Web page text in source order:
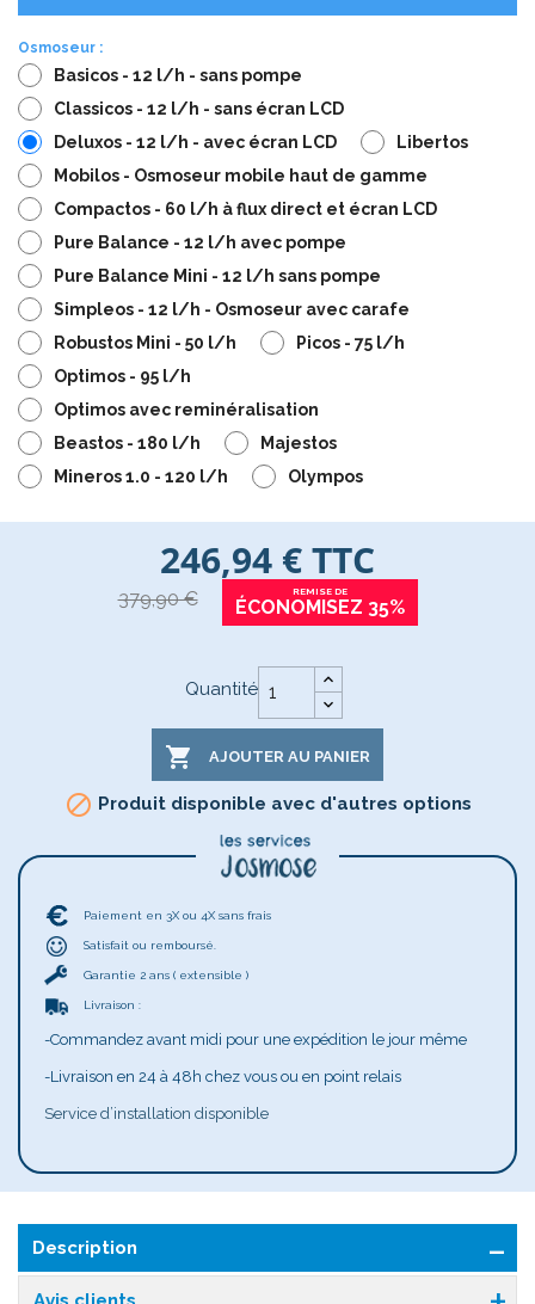
Osmoseur :
Basicos - 12 l/h - sans pompe
Classicos - 12 l/h - sans écran LCD
Deluxos - 12 l/h - avec écran LCD
Libertos
Mobilos - Osmoseur mobile haut de gamme
Compactos - 60 l/h à flux direct et écran LCD
Pure Balance - 12 l/h avec pompe
Pure Balance Mini - 12 l/h sans pompe
Simpleos - 12 l/h - Osmoseur avec carafe
Robustos Mini - 50 l/h
Picos - 75 l/h
Optimos - 95 l/h
Optimos avec reminéralisation
Beastos - 180 l/h
Majestos
Mineros 1.0 - 120 l/h
Olympos
246,94 €TTC
379,90 € ÉCONOMISEZ 35%
Quantité
 AJOUTER AU PANIER
 Produit disponible avec d'autres options
Paiement en 3X ou 4X sans frais
Satisfait ou remboursé.
Garantie 2 ans ( extensible )
Livraison :
-Commandez avant midi pour une expédition le jour même
-Livraison en 24 à 48h chez vous ou en point relais
Service d’installation disponible
Description